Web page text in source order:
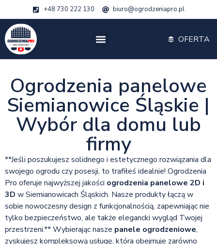
+48 730 222 130 biuro@ogrodzeniapro.pl
OFERTA
Ogrodzenia panelowe
Siemianowice Śląskie |
Wybór dla domu lub
firmy
**Jeśli poszukujesz solidnego i estetycznego rozwiązania dla
swojego ogrodu czy posesji, to trafiłeś idealnie! Ogrodzenia
Pro oferuje najwyższej jakości ogrodzenia panelowe 2D i
3D w Siemianowicach Śląskich. Nasze produkty łączą w
sobie nowoczesny design z funkcjonalnością, zapewniając nie
tylko bezpieczeństwo, ale także elegancki wygląd Twojej
przestrzeni.** Wybierając nasze panele ogrodzeniowe,
zyskujesz kompleksową usługę, która obejmuje zarówno